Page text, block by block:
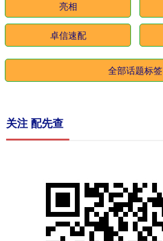
亮相
卓信速配
全部话题标签
关注 配先查